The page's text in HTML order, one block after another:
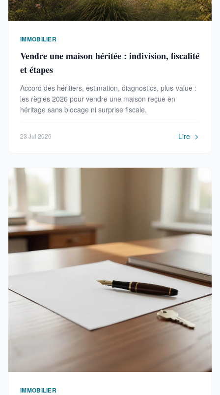
IMMOBILIER
Vendre une maison héritée : indivision, fiscalité
et étapes
Accord des héritiers, estimation, diagnostics, plus-value :
les règles 2026 pour vendre une maison reçue en
héritage sans blocage ni surprise fiscale.
23 Jul 2026 Lire
IMMOBILIER